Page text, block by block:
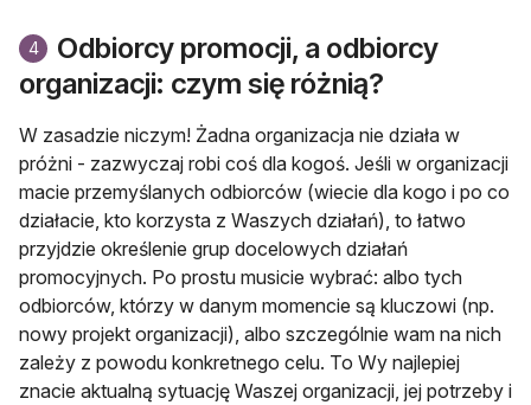
4
Odbiorcy promocji, a odbiorcy
organizacji: czym się różnią?
W zasadzie niczym! Żadna organizacja nie działa w
próżni - zazwyczaj robi coś dla kogoś. Jeśli w organizacji
macie przemyślanych odbiorców (wiecie dla kogo i po co
działacie, kto korzysta z Waszych działań), to łatwo
przyjdzie określenie grup docelowych działań
promocyjnych. Po prostu musicie wybrać: albo tych
odbiorców, którzy w danym momencie są kluczowi (np.
nowy projekt organizacji), albo szczególnie wam na nich
zależy z powodu konkretnego celu. To Wy najlepiej
znacie aktualną sytuację Waszej organizacji, jej potrzeby i